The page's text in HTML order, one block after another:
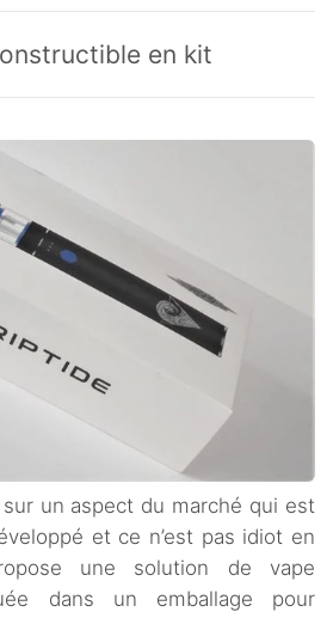
en kit
un aspect du marché qui est
et ce n’est pas idiot en
une solution de vape
dans un emballage pour